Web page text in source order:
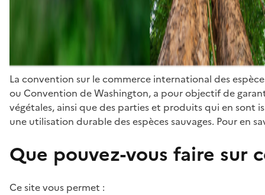
La convention sur le commerce international des
ou Convention de Washington, a pour objectif de
végétales, ainsi que des parties et produits qui en sont
une utilisation durable des espèces sauvages. Pour en
Que pouvez-vous faire sur
Ce site vous permet :